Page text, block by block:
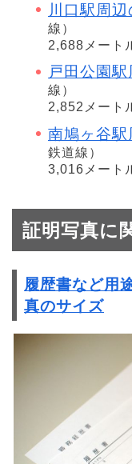
川口駅周
線）
2,688メート
戸田公園
線）
2,852メート
南鳩ヶ谷駅
鉄道線）
3,016メート
証明写真に
履歴書など用
真のサイズ